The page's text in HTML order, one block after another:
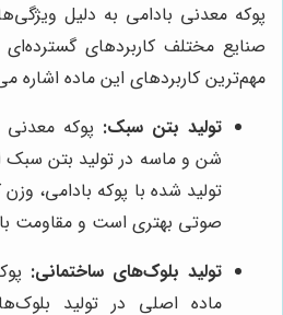
پوکه معدنی بادامی به دلیل
صنایع مختلف کاربردهای گسترده‌ای
مهم‌ترین کاربردهای این ماده اشاره
تولید بتن سبک: پوکه معدنی
شن و ماسه در تولید بتن
تولید شده با پوکه بادامی،
صوتی بهتری است و مقاومت
تولید بلوک‌های ساختمانی:
ماده اصلی در تولید